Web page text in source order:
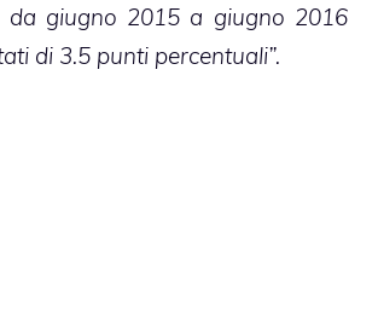
da giugno 2015 a giugno 2016
di 3.5 punti percentuali”.